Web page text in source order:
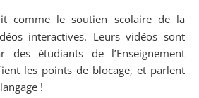
comme le soutien scolaire de la
interactives. Leurs vidéos sont
des étudiants de l’Enseignement
les points de blocage, et parlent
!